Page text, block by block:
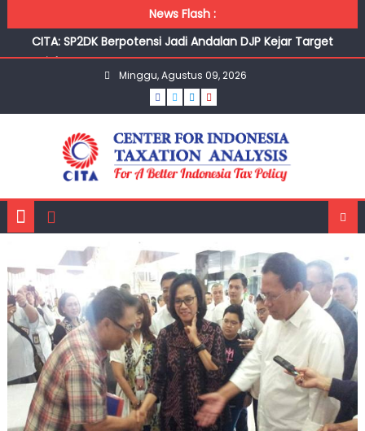
News Flash :
CITA: SP2DK Berpotensi Jadi Andalan DJP Kejar Target
Pajak
Pengamat usulkan RI turunkan target pajak di tengah
pelemahan ekonomi
Dipicu Penundaan hingga Ijon Pajak
Wajar Warga Enggan Bayar Pajak saat Ekonomi Lesu,
Pengawasan Ketat Tak Diperlukan
Belanja Masyarakat Seret, Penerimaan PPN Masih Jauh
dari Target
Minggu, Agustus 09, 2026